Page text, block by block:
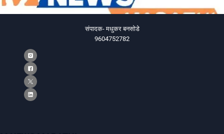
संपादक- मधुकर बनसोडे
9604752782